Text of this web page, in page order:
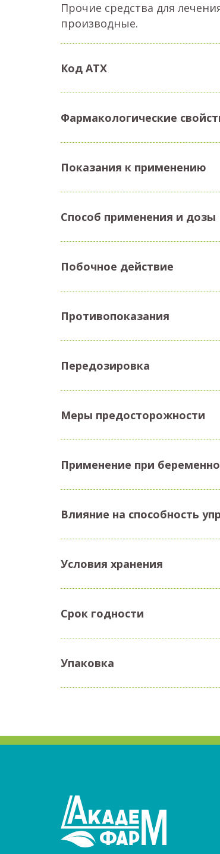
Прочие средства для
производные.
Код АТX
Фармакологические
Показания к применению
Способ применения и дозы
Побочное действие
Противопоказания
Передозировка
Меры предосторожности
Применение при
Влияние на способность
Условия хранения
Срок годности
Упаковка